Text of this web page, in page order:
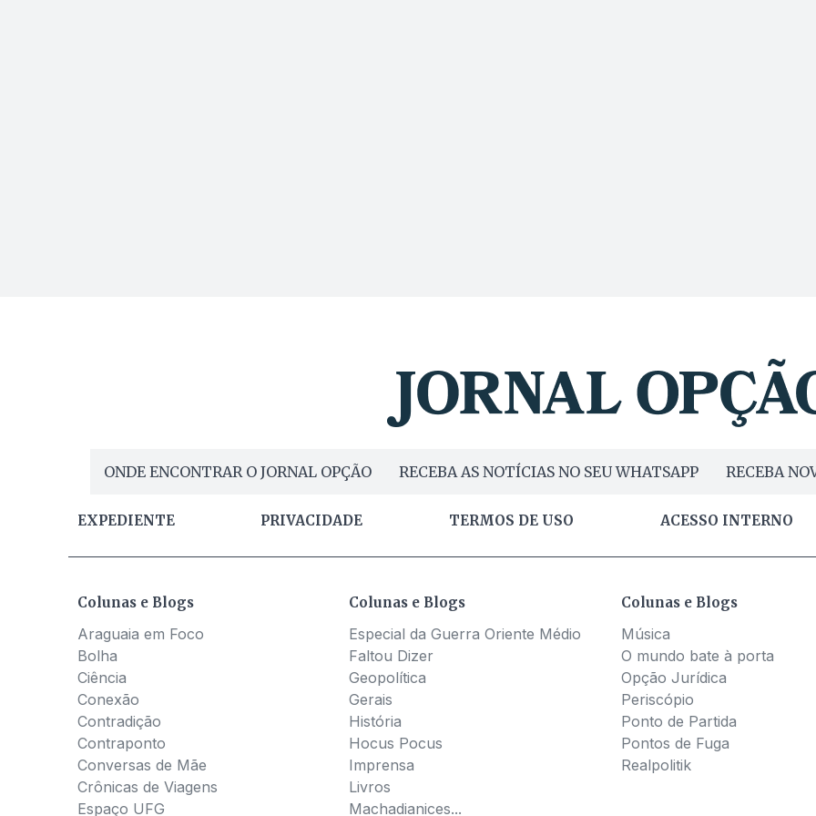
ONDE ENCONTRAR O JORNAL OPÇÃO RECEBA AS NOTÍCIAS NO SEU WHATSAPP RECEBA
EXPEDIENTE PRIVACIDADE TERMOS DE USO ACESSO INTERNO
Colunas e Blogs
Araguaia em Foco
Bolha
Ciência
Conexão
Contradição
Contraponto
Conversas de Mãe
Crônicas de Viagens
Espaço UFG
Colunas e Blogs
Especial da Guerra Oriente Médio
Faltou Dizer
Geopolítica
Gerais
História
Hocus Pocus
Imprensa
Livros
Machadianices...
Colunas e Blogs
Música
O mundo bate à porta
Opção Jurídica
Periscópio
Ponto de Partida
Pontos de Fuga
Realpolitik